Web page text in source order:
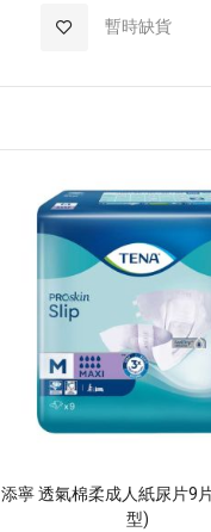
暫時缺貨
加
望
單
添寧 透氣棉柔成人紙尿片9
型)